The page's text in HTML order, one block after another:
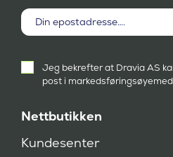
Nettbutikken
Kundesenter
samtykke
k
e
Jeg bekrefter at Dravia AS
post i markedsføringsøyemed